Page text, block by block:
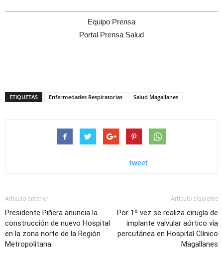
Equipo Prensa
Portal Prensa Salud
ETIQUETAS Enfermedades Respiratorias Salud Magallanes
tweet
Artículo anterior
Presidente Piñera anuncia la
construcción de nuevo Hospital
en la zona norte de la Región
Metropolitana
Artículo siguiente
Por 1º vez se realiza cirugía de
implante valvular aórtico vía
percutánea en Hospital Clínico
Magallanes